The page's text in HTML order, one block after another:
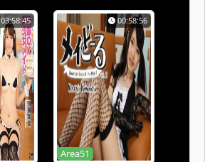
03:58:45 00:58:56
Area51